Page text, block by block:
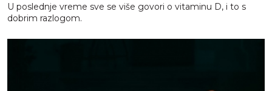
U poslednje vreme sve se više govori o vitaminu D, i to s
dobrim razlogom.